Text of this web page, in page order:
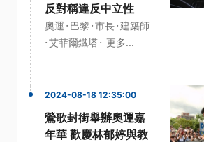
反對稱違反中立性
奧運 · 巴黎 ·市長·建築師
·艾菲爾鐵塔· 更多...
2024-08-18 12:35:00
鶯歌封街舉辦奧運嘉
年華 歡慶林郁婷與教